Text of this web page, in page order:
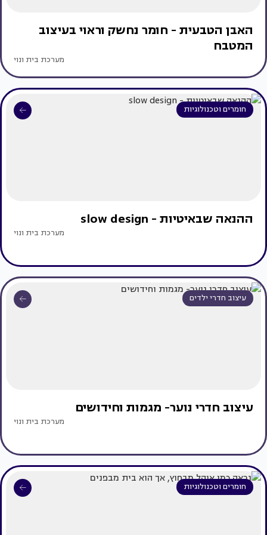
האבן הטבעית - חומר נחשק וראוי בעיצוב
המטבח
מערכת בית ונוי
חומרים וטכנולוגיות
ההנאה שבאיטיות - slow design
מערכת בית ונוי
עיצוב חדרי ילדים
עיצוב חדרי נוער- מגמות וחידושים
מערכת בית ונוי
חומרים וטכנולוגיות